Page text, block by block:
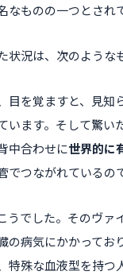
なものの一つとされ
状況は、次のような
目を覚ますと、見知
います。そして驚い
中合わせに世界的に
でつながれているの
うでした。そのヴァ
の病気にかかってお
特殊な血液型を持つ